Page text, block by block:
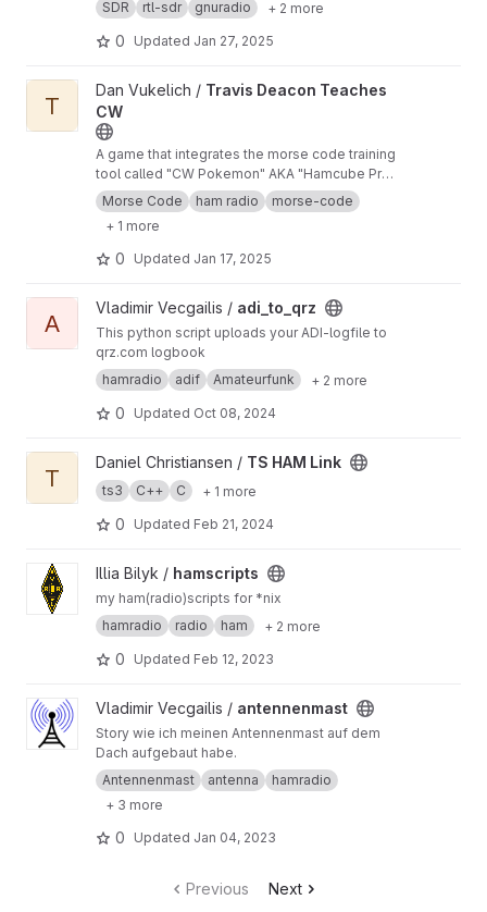
SDR rtl-sdr gnuradio + 2 more
0 Updated Jan 27, 2025
View Travis Deacon Teaches CW project
T
Dan Vukelich / Travis Deacon Teaches
CW
A game that integrates the morse code training
tool called "CW Pokemon" AKA "Hamcube Pro"
AKA "Hamcube Mini" with fun games.
Morse Code ham radio
morse-code
+ 1 more
0 Updated Jan 17, 2025
View adi_to_qrz project
A
Vladimir Vecgailis / adi_to_qrz
This python script uploads your ADI-logfile to
qrz.com logbook
hamradio
adif Amateurfunk + 2 more
0 Updated Oct 08, 2024
View TS HAM Link project
T
Daniel Christiansen / TS HAM Link
ts3 C++ C + 1 more
0 Updated Feb 21, 2024
View hamscripts project
Illia Bilyk / hamscripts
my ham(radio)scripts for *nix
hamradio
radio ham + 2 more
0 Updated Feb 12, 2023
View antennenmast project
Vladimir Vecgailis / antennenmast
Story wie ich meinen Antennenmast auf dem
Dach aufgebaut habe.
Antennenmast
antenna
hamradio
+ 3 more
0 Updated Jan 04, 2023
Previous Next